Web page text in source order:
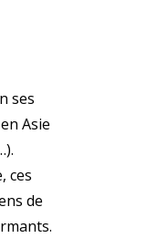
ses
Asie
ces
de